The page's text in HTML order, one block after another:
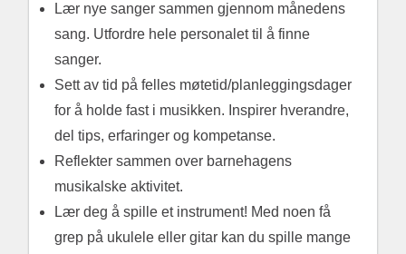
Lær nye sanger sammen gjennom månedens
sang. Utfordre hele personalet til å finne
sanger.
Sett av tid på felles møtetid/planleggingsdager
for å holde fast i musikken. Inspirer hverandre,
del tips, erfaringer og kompetanse.
Reflekter sammen over barnehagens
musikalske aktivitet.
Lær deg å spille et instrument! Med noen få
grep på ukulele eller gitar kan du spille mange